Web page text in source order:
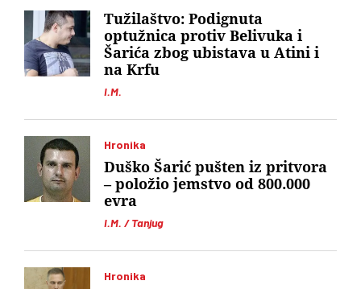
I.M.
Tužilaštvo: Podignuta
optužnica protiv Belivuka i
Šarića zbog ubistava u Atini i
na Krfu
Hronika
I.M. / Tanjug
Duško Šarić pušten iz pritvora
– položio jemstvo od 800.000
evra
Hronika